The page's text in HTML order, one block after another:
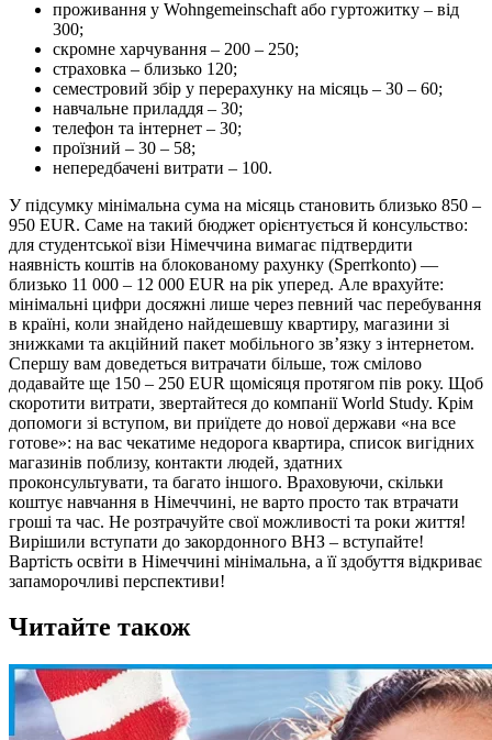
проживання у Wohngemeinschaft або гуртожитку – від
300;
скромне харчування – 200 – 250;
страховка – близько 120;
семестровий збір у перерахунку на місяць – 30 – 60;
навчальне приладдя – 30;
телефон та інтернет – 30;
проїзний – 30 – 58;
непередбачені витрати – 100.
У підсумку мінімальна сума на місяць становить близько 850 –
950 EUR. Саме на такий бюджет орієнтується й консульство:
для студентської візи Німеччина вимагає підтвердити
наявність коштів на блокованому рахунку (Sperrkonto) —
близько 11 000 – 12 000 EUR на рік уперед. Але врахуйте:
мінімальні цифри досяжні лише через певний час перебування
в країні, коли знайдено найдешевшу квартиру, магазини зі
знижками та акційний пакет мобільного зв’язку з інтернетом.
Спершу вам доведеться витрачати більше, тож смілово
додавайте ще 150 – 250 EUR щомісяця протягом пів року. Щоб
скоротити витрати, звертайтеся до компанії World Study. Крім
допомоги зі вступом, ви приїдете до нової держави «на все
готове»: на вас чекатиме недорога квартира, список вигідних
магазинів поблизу, контакти людей, здатних
проконсультувати, та багато іншого. Враховуючи, скільки
коштує навчання в Німеччині, не варто просто так втрачати
гроші та час. Не розтрачуйте свої можливості та роки життя!
Вирішили вступати до закордонного ВНЗ – вступайте!
Вартість освіти в Німеччині мінімальна, а її здобуття відкриває
запаморочливі перспективи!
Читайте також